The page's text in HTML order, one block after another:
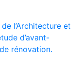
l’Architecture et
d’avant-
rénovation.